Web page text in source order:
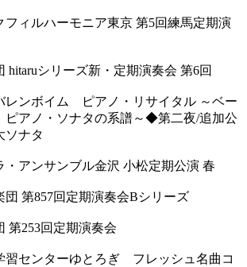
フィルハーモニア東京 第5回練馬定期演
hitaruシリーズ新・定期演奏会 第6回
レンボイム ピアノ・リサイタル ～ベー
アノ・ソナタの系譜～◆第二夜/追加公
ナタ
・アンサンブル金沢 小松定期公演 春
団 第857回定期演奏会Bシリーズ
第253回定期演奏会
習センターゆとろぎ フレッシュ名曲コ